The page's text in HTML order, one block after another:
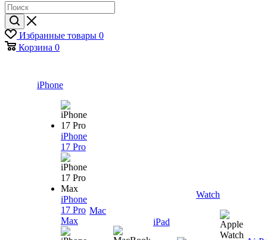
Избранные товары 0
Корзина 0
iPhone
iPhone
17 Pro
iPhone
17 Pro
Max
Mac
iPad
Watch